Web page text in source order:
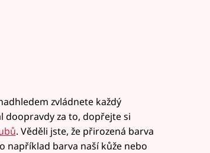
zvládnete každý
doopravdy za to, dopřejte si
. Věděli jste, že přirozená barva
například barva naší kůže nebo